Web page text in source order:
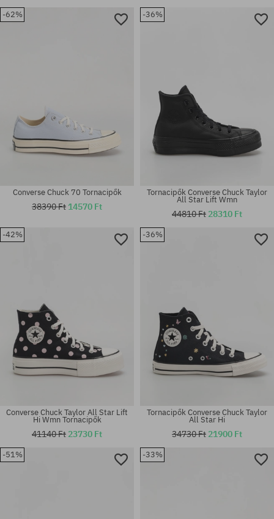
Elérhető méretek:
Elérhető méretek:
Elérhető méretek:
Elérhető méretek:
-62%
Elérhető méretek:
Converse Chuck 70 Tornacipők
38390 Ft 14570 Ft
-36%
Elérhető méretek:
Tornacipők Converse Chuck Taylor
All Star Lift Wmn
44810 Ft 28310 Ft
-42%
Converse Chuck Taylor All Star Lift
Hi Wmn Tornacipők
41140 Ft 23730 Ft
-36%
Tornacipők Converse Chuck Taylor
All Star Hi
34730 Ft 21900 Ft
-51% -33%